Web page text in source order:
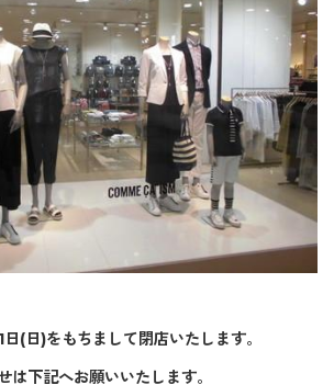
(日)をもちまして閉店いたします。
は下記へお願いいたします。